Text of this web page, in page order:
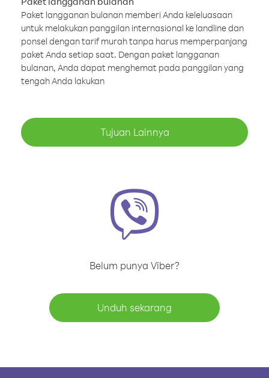
Paket langganan bulanan memberi Anda keleluasaan
untuk melakukan panggilan internasional ke landline dan
ponsel dengan tarif murah tanpa harus memperpanjang
paket Anda setiap saat. Dengan paket langganan
bulanan, Anda dapat menghemat pada panggilan yang
tengah Anda lakukan
Tujuan Lainnya
Belum punya Viber?
Unduh sekarang